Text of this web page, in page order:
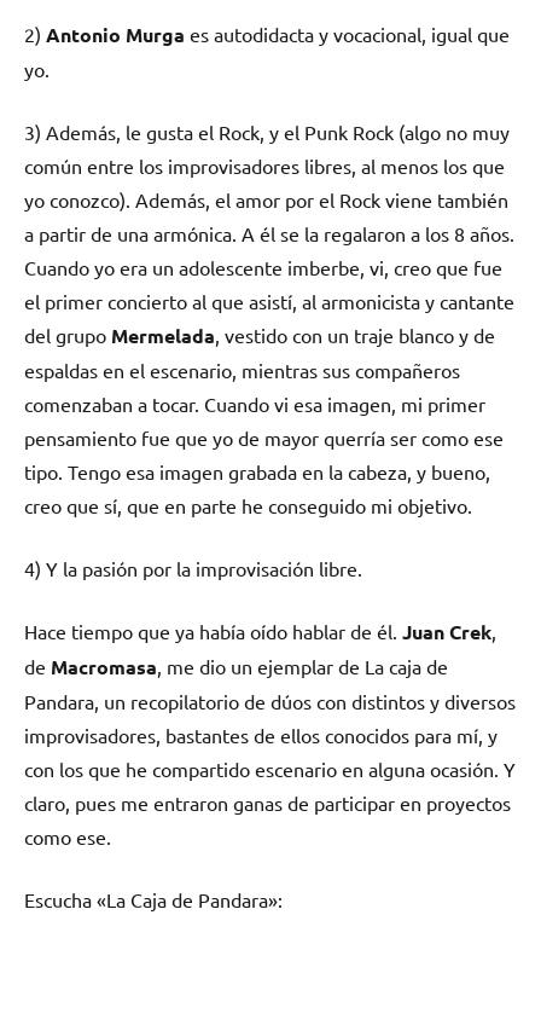
2) Antonio Murga es autodidacta y vocacional, igual que
yo.
3) Además, le gusta el Rock, y el Punk Rock (algo no muy
común entre los improvisadores libres, al menos los que
yo conozco). Además, el amor por el Rock viene también
a partir de una armónica. A él se la regalaron a los 8 años.
Cuando yo era un adolescente imberbe, vi, creo que fue
el primer concierto al que asistí, al armonicista y cantante
del grupo Mermelada , vestido con un traje blanco y de
espaldas en el escenario, mientras sus compañeros
comenzaban a tocar. Cuando vi esa imagen, mi primer
pensamiento fue que yo de mayor querría ser como ese
tipo. Tengo esa imagen grabada en la cabeza, y bueno,
creo que sí, que en parte he conseguido mi objetivo.
4) Y la pasión por la improvisación libre.
Hace tiempo que ya había oído hablar de él. Juan Crek
de Macromasa , me dio un ejemplar de La caja de
Pandara, un recopilatorio de dúos con distintos y diversos
improvisadores, bastantes de ellos conocidos para mí, y
con los que he compartido escenario en alguna ocasión. Y
claro, pues me entraron ganas de participar en proyectos
como ese.
Escucha «La Caja de Pandara»: